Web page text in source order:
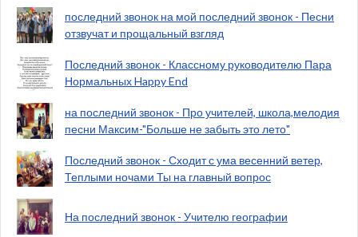
последний звонок на мой последний звонок - Песни
отзвучат и прощальный взгляд
Последний звонок - Классному руководителю Пара
Нормальных Happy End
на последний звонок - Про учителей, школа,мелодия
песни Максим-"Больше не забыть это лето"
Последний звонок - Сходит с ума весенний ветер,
Теплыми ночами Ты на главный вопрос
На последний звонок - Учителю географии